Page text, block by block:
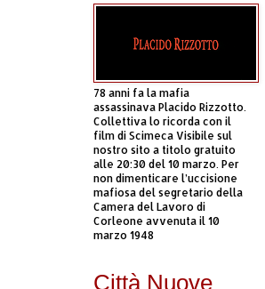
78 anni fa la mafia
assassinava Placido Rizzotto.
Collettiva lo ricorda con il
film di Scimeca Visibile sul
nostro sito a titolo gratuito
alle 20:30 del 10 marzo. Per
non dimenticare l’uccisione
mafiosa del segretario della
Camera del Lavoro di
Corleone avvenuta il 10
marzo 1948
Città Nuove